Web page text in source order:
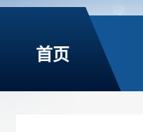
首页